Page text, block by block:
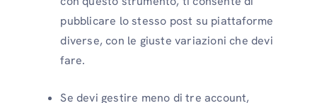
pubblicare lo stesso post su piattaforme
diverse, con le giuste variazioni che devi
fare.
Se devi gestire meno di tre account,